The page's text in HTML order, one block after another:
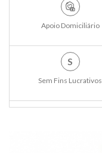
Apoio Domiciliário
S
Sem Fins Lucrativos